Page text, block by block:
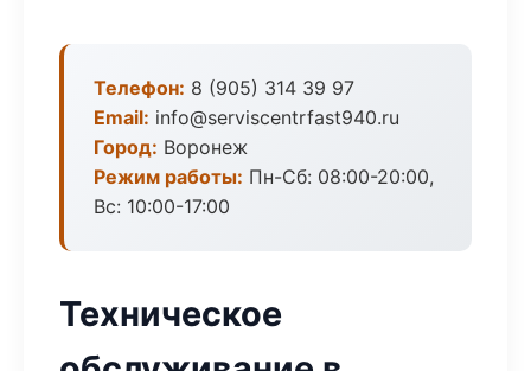
Телефон: 8 (905) 314 39 97
Email: info@serviscentrfast940.ru
Город: Воронеж
Режим работы: Пн-Сб: 08:00-20:00,
Вс: 10:00-17:00
Техническое